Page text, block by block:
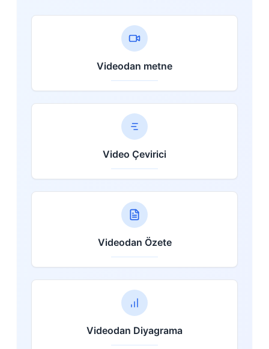
Videodan metne
Video Çevirici
Videodan Özete
Videodan Diyagrama